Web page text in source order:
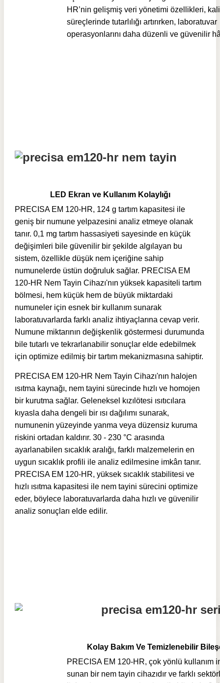
HR’nin gelişmiş veri yönetimi özellikleri,
süreçlerinde tutarlılığı artırırken, laboratuvar
operasyonlarını daha düzenli ve güvenilir
LED Ekran ve Kullanım Kolaylığı
PRECISA EM 120-HR, 124 g tartım kapasitesi ile
geniş bir numune yelpazesini analiz etmeye olanak
tanır. 0,1 mg tartım hassasiyeti sayesinde en küçük
değişimleri bile güvenilir bir şekilde algılayan bu
sistem, özellikle düşük nem içeriğine sahip
numunelerde üstün doğruluk sağlar. PRECISA EM
120-HR Nem Tayin Cihazı'nın yüksek kapasiteli tartım
bölmesi, hem küçük hem de büyük miktardaki
numuneler için esnek bir kullanım sunarak
laboratuvarlarda farklı analiz ihtiyaçlarına cevap verir.
Numune miktarının değişkenlik göstermesi durumunda
bile tutarlı ve tekrarlanabilir sonuçlar elde edebilmek
için optimize edilmiş bir tartım mekanizmasına sahiptir.
PRECISA EM 120-HR Nem Tayin Cihazı'nın halojen
ısıtma kaynağı, nem tayini sürecinde hızlı ve homojen
bir kurutma sağlar. Geleneksel kızılötesi ısıtıcılara
kıyasla daha dengeli bir ısı dağılımı sunarak,
numunenin yüzeyinde yanma veya düzensiz kuruma
riskini ortadan kaldırır. 30 - 230 °C arasında
ayarlanabilen sıcaklık aralığı, farklı malzemelerin en
uygun sıcaklık profili ile analiz edilmesine imkân tanır.
PRECISA EM 120-HR, yüksek sıcaklık stabilitesi ve
hızlı ısıtma kapasitesi ile nem tayini sürecini optimize
eder, böylece laboratuvarlarda daha hızlı ve güvenilir
analiz sonuçları elde edilir.
Kolay Bakım Ve Temizlenebilir
PRECISA EM 120-HR, çok yönlü kullanım
sunan bir nem tayin cihazıdır ve farklı